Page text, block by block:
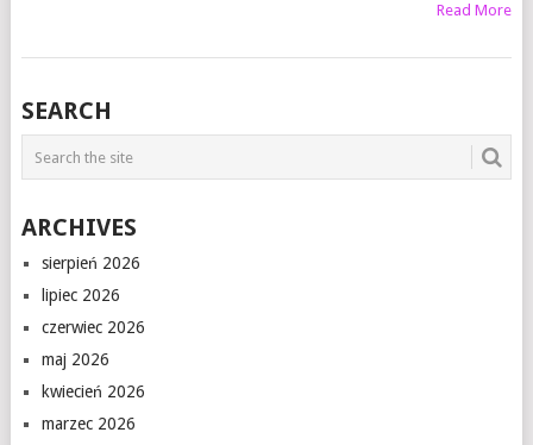
Read More
SEARCH
ARCHIVES
sierpień 2026
lipiec 2026
czerwiec 2026
maj 2026
kwiecień 2026
marzec 2026